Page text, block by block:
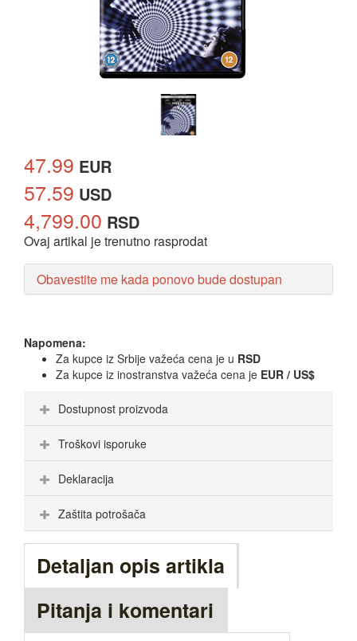
47.99 EUR
57.59 USD
4,799.00 RSD
Ovaj artikal je trenutno rasprodat
Obavestite me kada ponovo bude dostupan
Napomena:
Za kupce iz Srbije važeća cena je u RSD
Za kupce iz inostranstva važeća cena je EUR / US$
Dostupnost proizvoda
Troškovi isporuke
Deklaracija
Zaštita potrošača
Detaljan opis artikla
Pitanja i komentari